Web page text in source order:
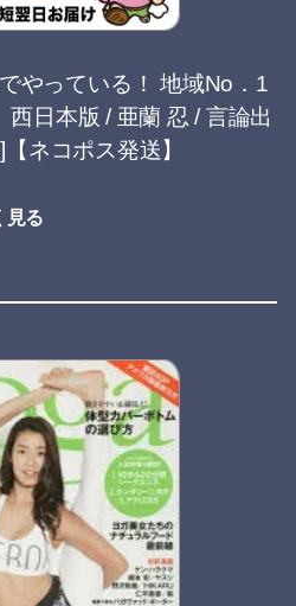
やっている！ 地域No．1
日本版 / 亜蘭 忍 / 言論出
ネコポス発送】
見る